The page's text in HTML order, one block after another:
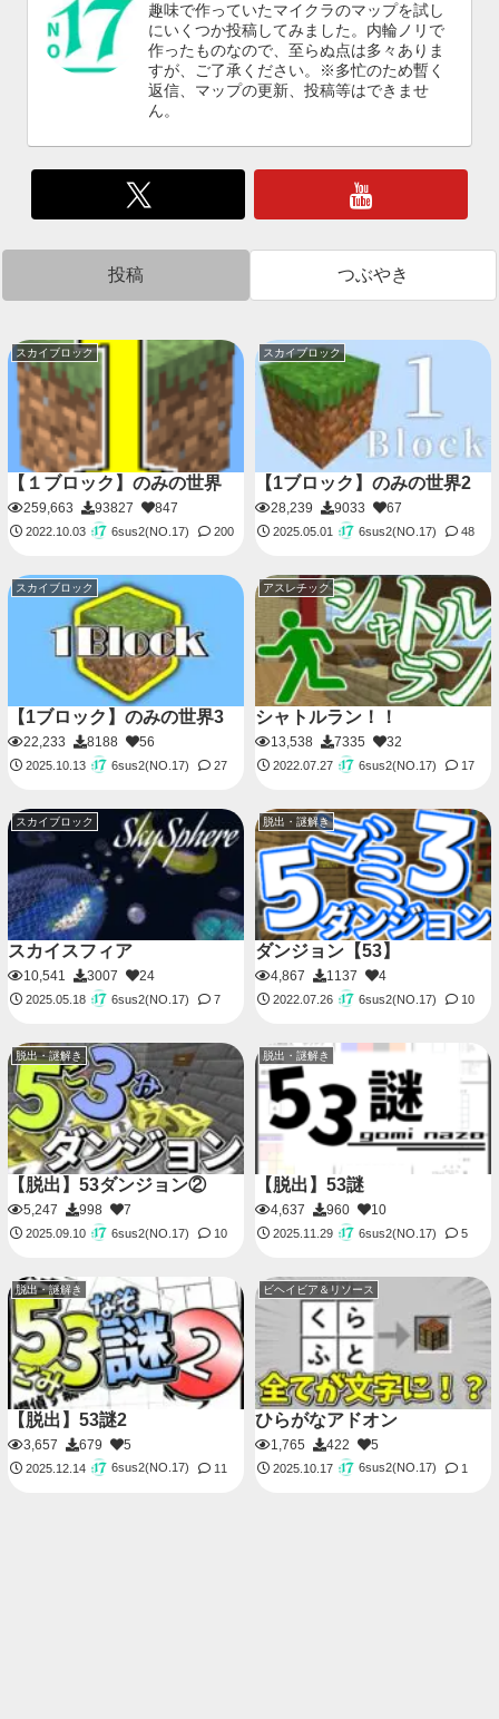
趣味で作っていたマイクラのマップを試し
にいくつか投稿してみました。内輪ノリで
作ったものなので、至らぬ点は多々ありま
すが、ご了承ください。※多忙のため暫く
返信、マップの更新、投稿等はできませ
ん。
投稿 つぶやき
スカイブロック
【１ブロック】のみの世界
259,663 93827 847
2022.10.03 6sus2(NO.17) 200
スカイブロック
【1ブロック】のみの世界2
28,239 9033 67
2025.05.01 6sus2(NO.17) 48
スカイブロック
【1ブロック】のみの世界3
22,233 8188 56
2025.10.13 6sus2(NO.17) 27
アスレチック
シャトルラン！！
13,538 7335 32
2022.07.27 6sus2(NO.17) 17
スカイブロック
スカイスフィア
10,541 3007 24
2025.05.18 6sus2(NO.17) 7
脱出・謎解き
ダンジョン【53】
4,867 1137 4
2022.07.26 6sus2(NO.17) 10
脱出・謎解き
【脱出】53ダンジョン②
5,247 998 7
2025.09.10 6sus2(NO.17) 10
脱出・謎解き
【脱出】53謎
4,637 960 10
2025.11.29 6sus2(NO.17) 5
脱出・謎解き
【脱出】53謎2
3,657 679 5
2025.12.14 6sus2(NO.17) 11
ビヘイビア＆リソース
ひらがなアドオン
1,765 422 5
2025.10.17 6sus2(NO.17) 1